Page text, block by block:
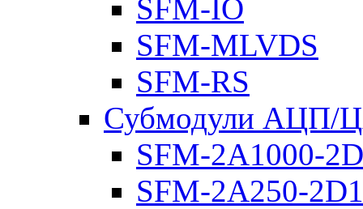
SFM-IO
SFM-MLVDS
SFM-RS
Субмодули АЦП/
SFM-2A1000-
SFM-2A250-